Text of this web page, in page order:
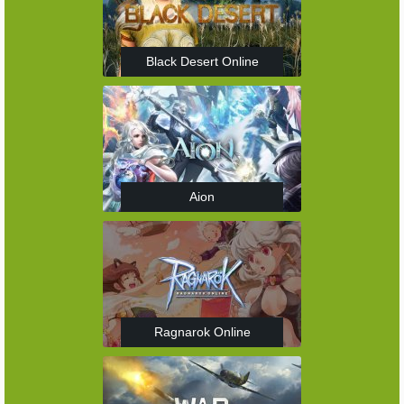
Black Desert Online
Aion
Ragnarok Online